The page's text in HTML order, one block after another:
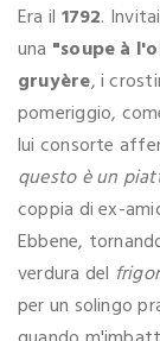
Era il 1792.
una "soupe à
gruyère, i
pomeriggio,
lui consorte
questo è un
coppia di ex-
Ebbene,
verdura del frigor
per un solingo